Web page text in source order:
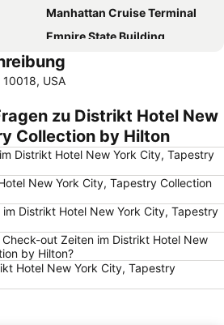
Manhattan Cruise Terminal
Empire State Building
New York City Marathon
Williamsburg
9/11 Memorial
Madison Square Garden
Broadway
Harlem
Hell's Kitchen
Upper East Side
Upper West Side
USA
zu Distrikt Hotel New
Collection by Hilton
Distrikt Hotel New York City, Tapestry
New York City, Tapestry Collection
Distrikt Hotel New York City, Tapestry
out Zeiten im Distrikt Hotel New
by Hilton?
Hotel New York City, Tapestry